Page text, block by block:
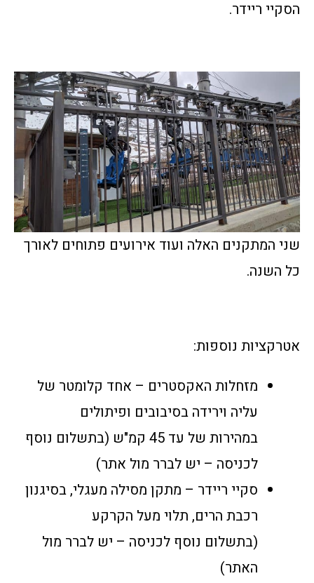
הסקיי ריידר.
שני המתקנים האלה ועוד אירועים פתוחים לאורך
כל השנה.
אטרקציות נוספות:
מזחלות האקסטרים – אחד קלומטר של
עליה וירידה בסיבובים ופיתולים
במהירות של עד 45 קמ"ש (בתשלום נוסף
לכניסה – יש לברר מול אתר)
סקיי ריידר – מתקן מסילה מעגלי, בסיגנון
רכבת הרים, תלוי מעל הקרקע
(בתשלום נוסף לכניסה – יש לברר מול
האתר)